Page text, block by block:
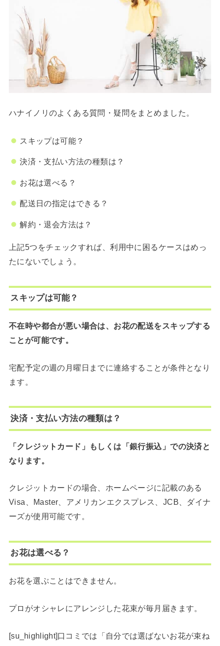
ハナイノリのよくある質問・疑問をまとめました。
スキップは可能？
決済・支払い方法の種類は？
お花は選べる？
配送日の指定はできる？
解約・退会方法は？
上記5つをチェックすれば、利用中に困るケースはめっ
たにないでしょう。
スキップは可能？
不在時や都合が悪い場合は、お花の配送をスキップする
ことが可能です。
宅配予定の週の月曜日までに連絡することが条件となり
ます。
決済・支払い方法の種類は？
「クレジットカード」もしくは「銀行振込」での決済と
なります。
クレジットカードの場合、ホームページに記載のある
Visa、Master、アメリカンエクスプレス、JCB、ダイナ
ーズが使用可能です。
お花は選べる？
お花を選ぶことはできません。
プロがオシャレにアレンジした花束が毎月届きます。
[su_highlight]口コミでは「自分では選ばないお花が束ね